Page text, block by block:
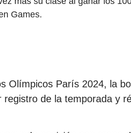
Games.
Olímpicos París 2024, la
de la temporada y